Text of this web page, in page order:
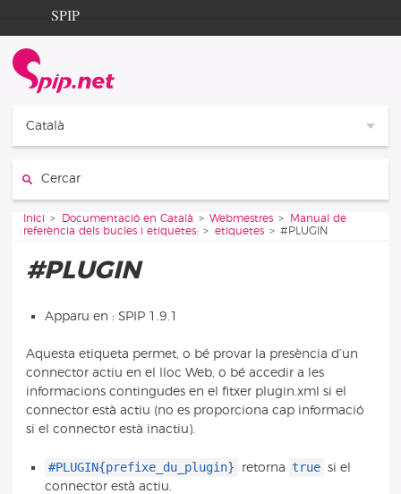
Aller au contenu
Aller à la navigation
SPIP
Documentation
Contribution
Català
Vous êtes ici :
Inici Documentació en Català Webmestres
Manual de
referència dels bucles i etiquetes:
etiquetes #PLUGIN
#PLUGIN
Apparu en : SPIP 1.9.1
Aquesta etiqueta permet, o bé provar la presència d’un
connector actiu en el lloc Web, o bé accedir a les
informacions contingudes en el fitxer plugin.xml si el
connector està actiu (no es proporciona cap informació
si el connector està inactiu).
#PLUGIN{prefixe_du_plugin} retorna true si el
connector està actiu.